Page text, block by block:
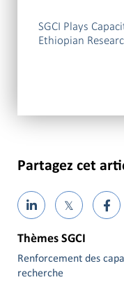
SGCI Plays
Ethiopian
Partagez cet
𝕏
Thèmes SGCI
Renforcement des
recherche